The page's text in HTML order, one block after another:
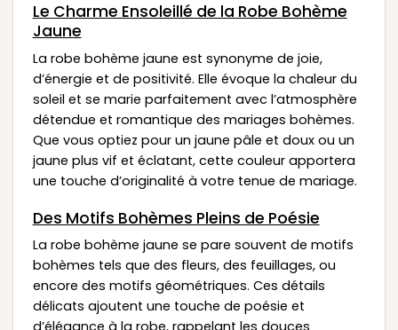
Le Charme Ensoleillé de la Robe Bohème
Jaune
La robe bohème jaune est synonyme de joie,
d’énergie et de positivité. Elle évoque la chaleur du
soleil et se marie parfaitement avec l’atmosphère
détendue et romantique des mariages bohèmes.
Que vous optiez pour un jaune pâle et doux ou un
jaune plus vif et éclatant, cette couleur apportera
une touche d’originalité à votre tenue de mariage.
Des Motifs Bohèmes Pleins de Poésie
La robe bohème jaune se pare souvent de motifs
bohèmes tels que des fleurs, des feuillages, ou
encore des motifs géométriques. Ces détails
délicats ajoutent une touche de poésie et